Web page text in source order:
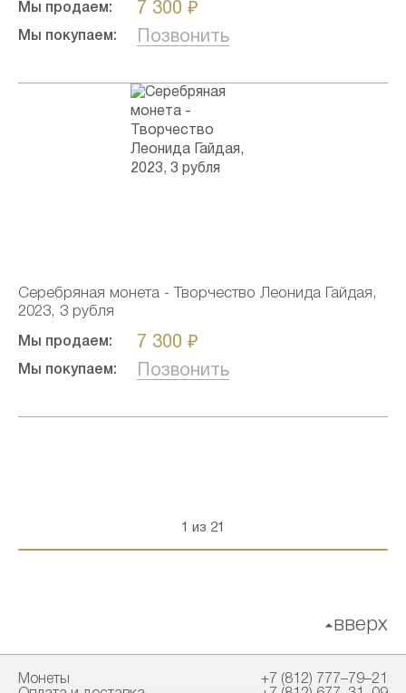
Мы продаем: 7 300 ₽
Мы покупаем: Позвонить
Серебряная монета - Творчество Леонида Гайдая,
2023, 3 рубля
Мы продаем: 7 300 ₽
Мы покупаем: Позвонить
1 из 21
вверх
Монеты
+7 (812) 777–79–21